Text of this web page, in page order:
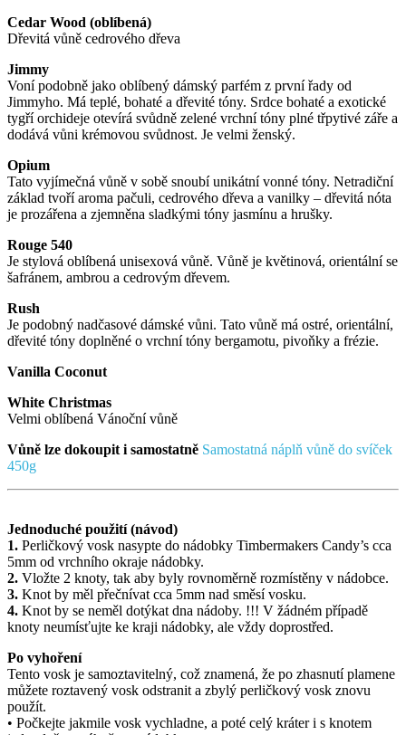
Cedar Wood (oblíbená)
Dřevitá vůně cedrového dřeva
Jimmy
Voní podobně jako oblíbený dámský parfém z první řady od
Jimmyho. Má teplé, bohaté a dřevité tóny. Srdce bohaté a exotické
tygří orchideje otevírá svůdně zelené vrchní tóny plné třpytivé záře a
dodává vůni krémovou svůdnost. Je velmi ženský.
Opium
Tato vyjímečná vůně v sobě snoubí unikátní vonné tóny. Netradiční
základ tvoří aroma pačuli, cedrového dřeva a vanilky – dřevitá nóta
je prozářena a zjemněna sladkými tóny jasmínu a hrušky.
Rouge 540
Je stylová oblíbená unisexová vůně. Vůně je květinová, orientální se
šafránem, ambrou a cedrovým dřevem.
Rush
Je podobný nadčasové dámské vůni. Tato vůně má ostré, orientální,
dřevité tóny doplněné o vrchní tóny bergamotu, pivoňky a frézie.
Vanilla Coconut
White Christmas
Velmi oblíbená Vánoční vůně
Vůně lze dokoupit i samostatně Samostatná náplň vůně do svíček
450g
Jednoduché použití (návod)
1. Perličkový vosk nasypte do nádobky Timbermakers Candy’s cca
5mm od vrchního okraje nádobky.
2. Vložte 2 knoty, tak aby byly rovnoměrně rozmístěny v nádobce.
3. Knot by měl přečnívat cca 5mm nad směsí vosku.
4. Knot by se neměl dotýkat dna nádoby. !!! V žádném případě
knoty neumísťujte ke kraji nádobky, ale vždy doprostřed.
Po vyhoření
Tento vosk je samoztavitelný, což znamená, že po zhasnutí plamene
můžete roztavený vosk odstranit a zbylý perličkový vosk znovu
použít.
• Počkejte jakmile vosk vychladne, a poté celý kráter i s knotem